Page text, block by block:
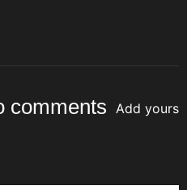
comments Add yours